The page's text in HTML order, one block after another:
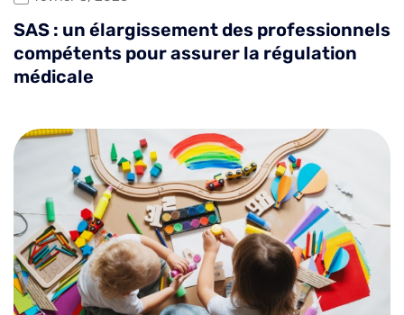
SAS : un élargissement des professionnels
compétents pour assurer la régulation
médicale